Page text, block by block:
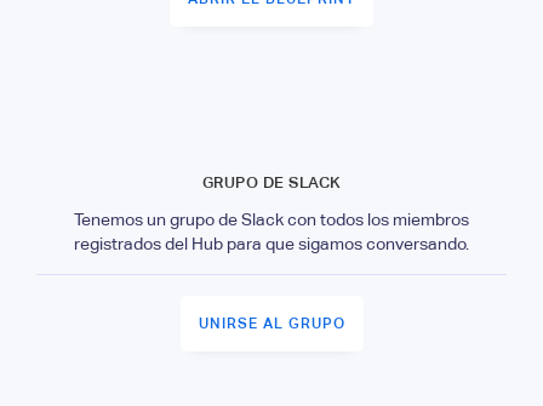
GRUPO DE SLACK
Tenemos un grupo de Slack con todos los miembros
registrados del Hub para que sigamos conversando.
UNIRSE AL GRUPO